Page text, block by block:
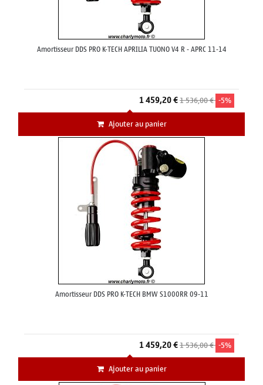
Amortisseur DDS PRO K-TECH APRILIA TUONO V4 R - APRC 11-14
1 459,20 €1 536,00 € -5%
Ajouter au panier
Amortisseur DDS PRO K-TECH BMW S1000RR 09-11
1 459,20 €1 536,00 € -5%
Ajouter au panier